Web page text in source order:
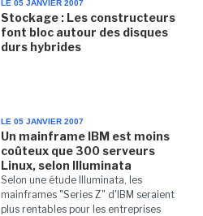
LE 05 JANVIER 2007
Stockage : Les constructeurs
font bloc autour des disques
durs hybrides
LE 05 JANVIER 2007
Un mainframe IBM est moins
coûteux que 300 serveurs
Linux, selon Illuminata
Selon une étude Illuminata, les
mainframes "Series Z" d'IBM seraient
plus rentables pour les entreprises